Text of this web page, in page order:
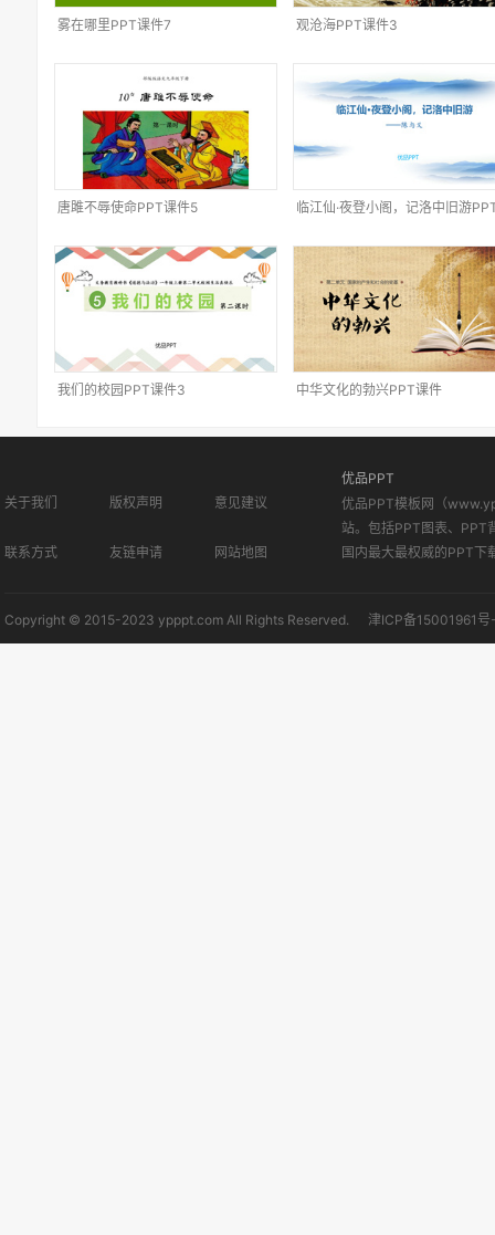
雾在哪里PPT课件7 观沧海PPT课件3
唐雎不辱使命PPT课件5
临江仙·夜登小阁，记洛中旧游
我们的校园PPT课件3 中华文化的勃兴PPT课件
关于我们 版权声明 意见建议
联系方式 友链申请 网站地图
优品PPT
优品PPT模板网（
站。包括PPT图表、PPT
国内最大最权威的PPT下
Copyright © 2015-2023 ypppt.com All Rights Reserved. 津ICP备15001961号